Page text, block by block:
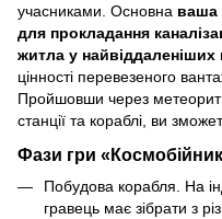
учасниками. Основна ваша
для прокладання
житла у найвіддаленіших
цінності перевезеного
Пройшовши через
станції та кораблі, ви
Фази гри
Побудова корабля. На
гравець має зібрати з